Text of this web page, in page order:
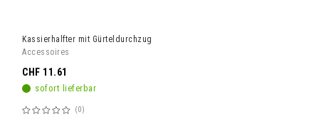
Kassierhalfter mit Gürteldurchzug
Accessoires
sofort lieferbar
Bewertung:
0
CHF 11.61